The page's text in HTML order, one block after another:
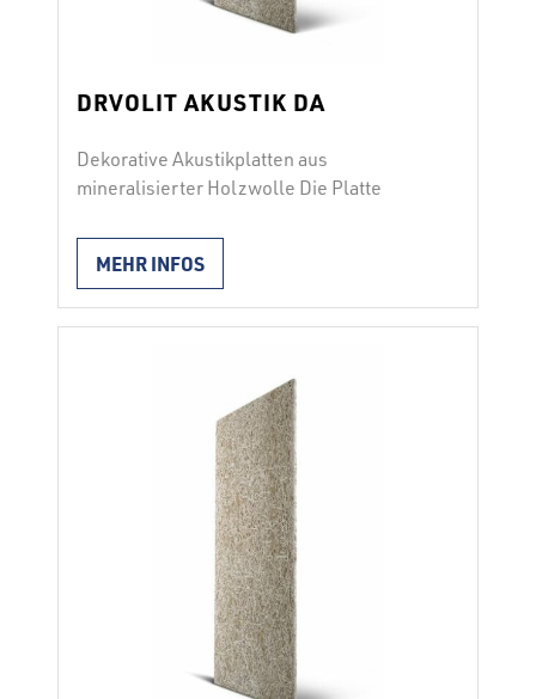
DRVOLIT AKUSTIK DA
Dekorative Akustikplatten aus
mineralisierter Holzwolle Die Platte
Holzwolle von besonders feiner Struktur
hergestellt, die mit Zementbindemittel
und Zusatzstoffen zu einer kompakten
Einheit verbunden wird. Durch das
Brandwiderstand der Holzwolle erheblich
erhöht. Wegen der porösen Innenstruktur
und der Oberflächenform ist sie ein
vorzüglicher Isolator in
Schallschutzsystemen. Während des …
MEHR INFOS